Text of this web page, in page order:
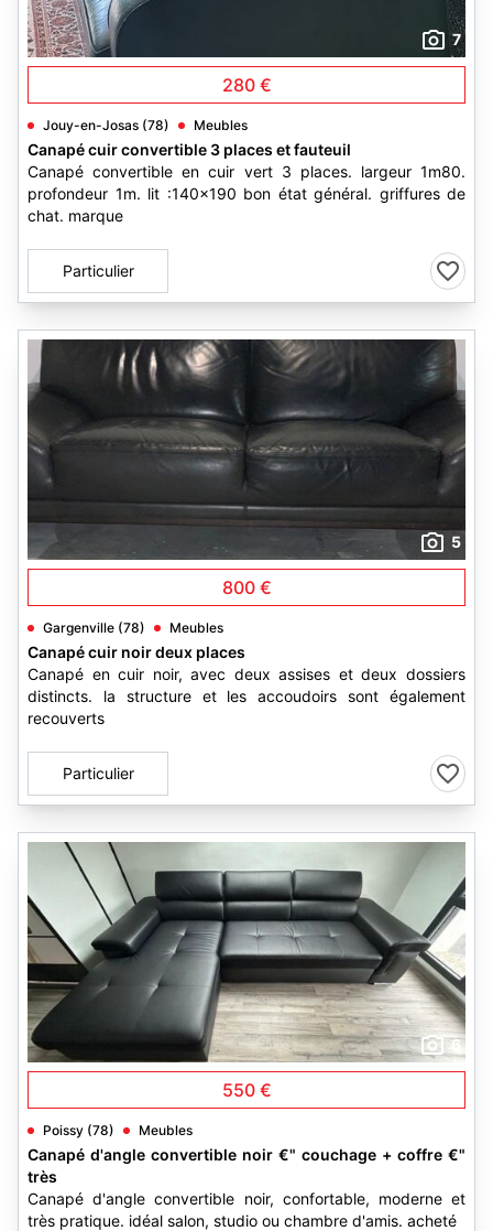
7
280 €
Jouy-en-Josas (78) Meubles
Canapé cuir convertible 3 places et fauteuil
Canapé convertible en cuir vert 3 places. largeur 1m80.
profondeur 1m. lit :140x190 bon état général. griffures de
chat. marque
Particulier
5
800 €
Gargenville (78) Meubles
Canapé cuir noir deux places
Canapé en cuir noir, avec deux assises et deux dossiers
distincts. la structure et les accoudoirs sont également
recouverts
Particulier
6
550 €
Poissy (78) Meubles
Canapé d'angle convertible noir €" couchage + coffre €"
très
Canapé d'angle convertible noir, confortable, moderne et
très pratique. idéal salon, studio ou chambre d'amis. acheté